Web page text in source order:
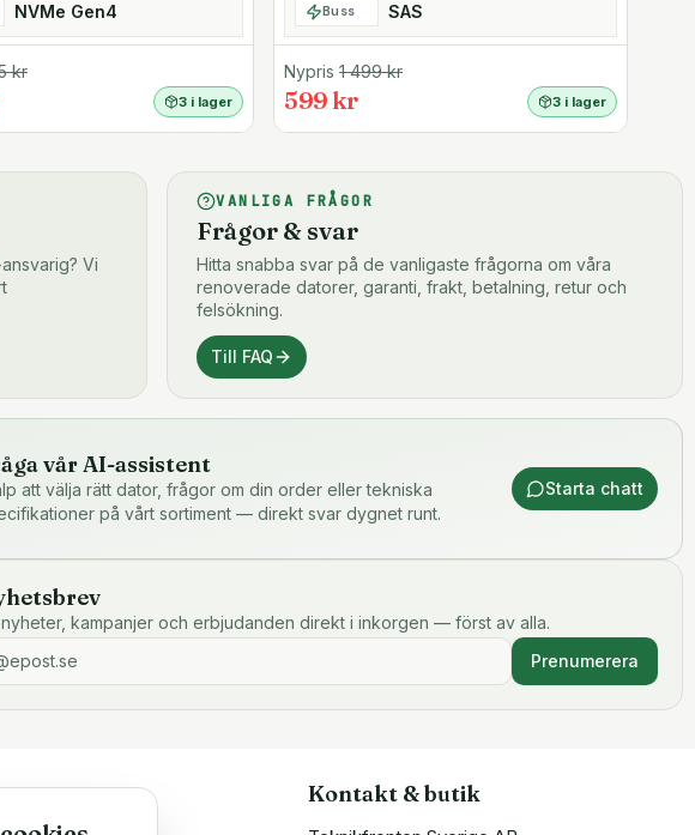
NVMe Gen4
kr
3 i lager
Buss SAS
Nypris 1 499kr
599 kr 3 i lager
Vi
VANLIGA FRÅGOR
Frågor & svar
Hitta snabba svar på de vanligaste frågorna om våra
renoverade datorer, garanti, frakt, betalning, retur och
felsökning.
Till FAQ
vår AI-assistent
att välja rätt dator, frågor om din order eller tekniska
på vårt sortiment — direkt svar dygnet runt.
Starta chatt
kampanjer och erbjudanden direkt i inkorgen — först av alla.
Prenumerera
Kontakt & butik